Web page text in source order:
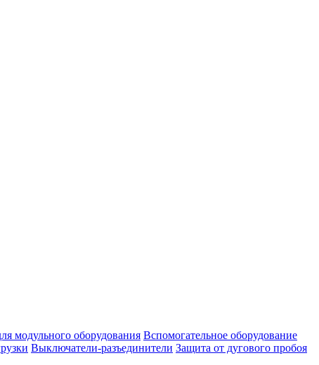
модульного оборудования Вспомогательное оборудование
Выключатели-разъединители Защита от дугового пробоя